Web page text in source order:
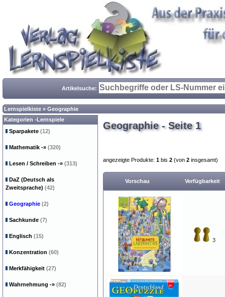
Artikelsuche:
Lernspielkiste » Geographie
Geographie - Seite 1
angezeigte Produkte: 1 bis 2 (von 2 insgesamt)
Vorschau Verfügbarkeit
3
Kategorien -Lernspiele
Sparpakete (12)
Mathematik -» (320)
Lesen / Schreiben -» (313)
DaZ (Deutsch als
Zweitsprache) (42)
Geographie (2)
Sachkunde (7)
Englisch (15)
Konzentration (60)
Merkfähigkeit (27)
Wahrnehmung -» (82)